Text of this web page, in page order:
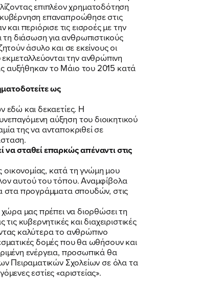
επιπλέον χρηματοδότηση
επαναπροώθησε στις
περιόρισε τις εισροές με την
διάσωση για ανθρωπιστικούς
άσυλο και σε εκείνους οι
την ανθρώπινη
αυξήθηκαν το Μάιο του 2015 κατά
ως
εδώ και δεκαετίες. Η
αύξηση του διοικητικού
της να ανταποκριθεί σε
να σταθεί επαρκώς απέναντι στις
κατά τη γνώμη μου
αυτού του τόπου. Αναμφίβολα
στα προγράμματα σπουδών, στις
μας πρέπει να διορθώσει τη
κυβερνητικές και διαχειριστικές
καλύτερα το ανθρώπινο
δομές που θα ωθήσουν και
ενέργεια, προσωπικά θα
Πειραματικών Σχολείων σε όλα τα
εστίες «αριστείας».